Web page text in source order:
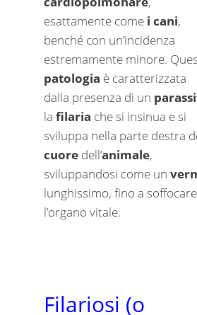
esattamente comei cani,
benché con un’incidenza
estremamente minore.
patologia è caratterizzata
dalla presenza di un
la filaria che si insinua e si
sviluppa nella parte destra
cuoredell’animale,
sviluppandosi come un
lunghissimo, fino a soffocare
l’organo vitale.
Filariosi (o